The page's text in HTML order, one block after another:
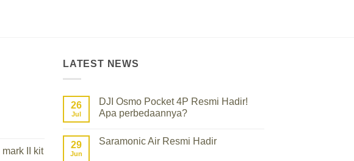
II kit
LATEST NEWS
26
Jul
DJI Osmo Pocket 4P Resmi Hadir!
Apa perbedaannya?
on
29
Jun
Saramonic Air Resmi Hadir